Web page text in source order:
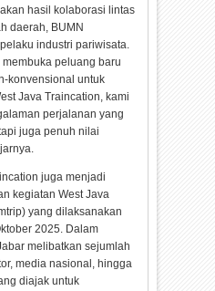
hasil kolaborasi lintas
daerah, BUMN
industri pariwisata.
peluang baru
konvensional untuk
Java Traincation, kami
perjalanan yang
juga penuh nilai
juga menjadi
kegiatan West Java
yang dilaksanakan
2025. Dalam
melibatkan sejumlah
media nasional, hingga
diajak untuk